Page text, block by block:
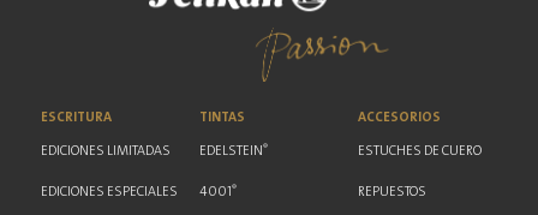
ESCRITURA
EDICIONES LIMITADAS
EDICIONES ESPECIALES
TINTAS
EDELSTEIN®
4001®
ACCESORIOS
ESTUCHES DE CUERO
REPUESTOS